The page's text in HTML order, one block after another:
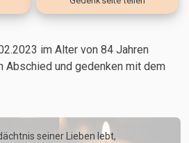
im Alter von 84 Jahren
Abschied und gedenken mit dem
seiner Lieben lebt,